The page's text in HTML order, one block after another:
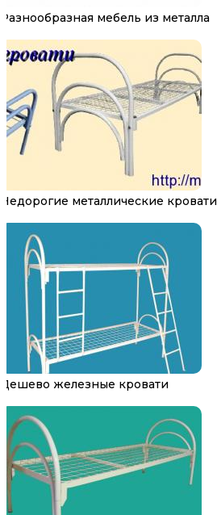
Разнообразная мебель из металла
Недорогие металлические кровати
Дешево железные кровати